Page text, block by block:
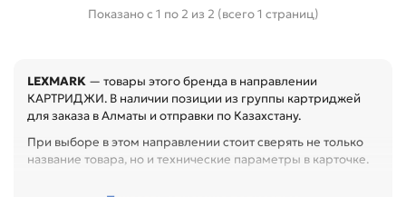
Показано с 1 по 2 из 2 (всего 1 страниц)
LEXMARK — товары этого бренда в направлении
КАРТРИДЖИ. В наличии позиции из группы картриджей
для заказа в Алматы и отправки по Казахстану.
При выборе в этом направлении стоит сверять не только
название товара, но и технические параметры в карточке.